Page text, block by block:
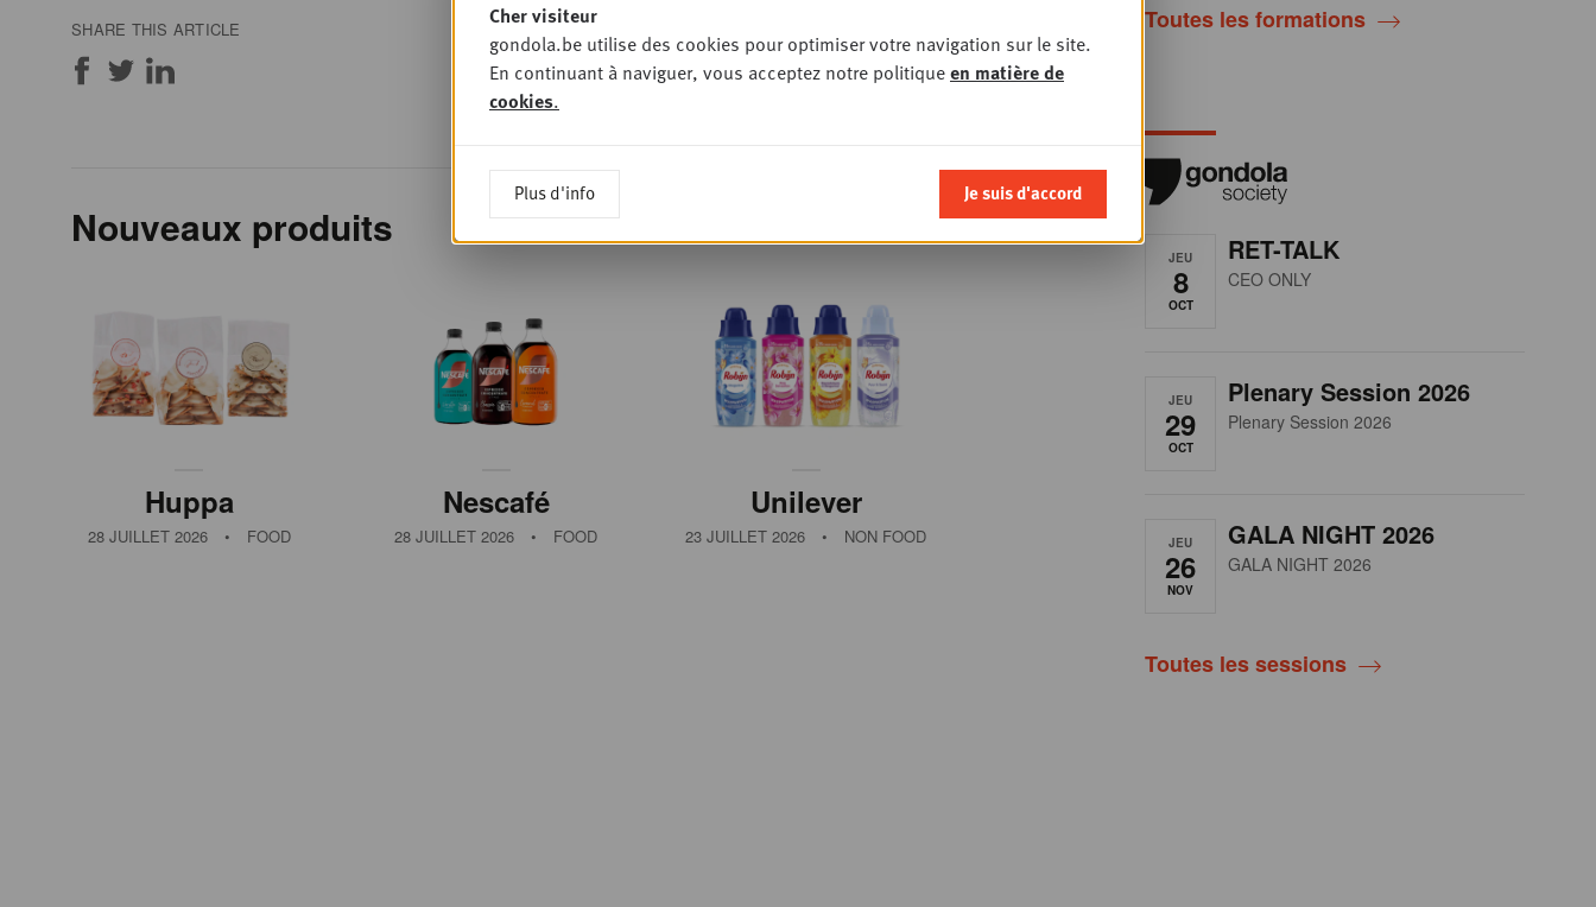
SHARE THIS ARTICLE
Nouveaux produits
Huppa
28 JUILLET 2026 • FOOD
Nescafé
28 JUILLET 2026 • FOOD
Unilever
23 JUILLET 2026 • NON FOOD
Toutes les formations
JEU
8
OCT
RET-TALK
CEO ONLY
JEU
29
OCT
Plenary Session 2026
Plenary Session 2026
JEU
26
NOV
GALA NIGHT 2026
GALA NIGHT 2026
Toutes les sessions
Cher visiteur
gondola.be utilise des cookies pour optimiser votre navigation sur le site.
En continuant à naviguer, vous acceptez notre politiqueen matière de
cookies.
Plus d'info Je suis d'accord